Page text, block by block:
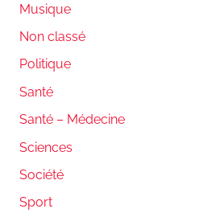
Musique
Non classé
Politique
Santé
Santé – Médecine
Sciences
Société
Sport